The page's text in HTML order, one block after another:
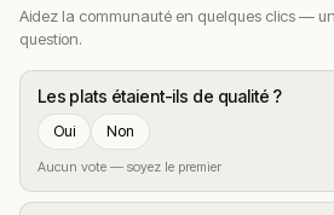
Aidez la communauté en quelques clics —
question.
Les plats étaient-ils de qualité ?
Oui Non
Aucun vote — soyez le premier